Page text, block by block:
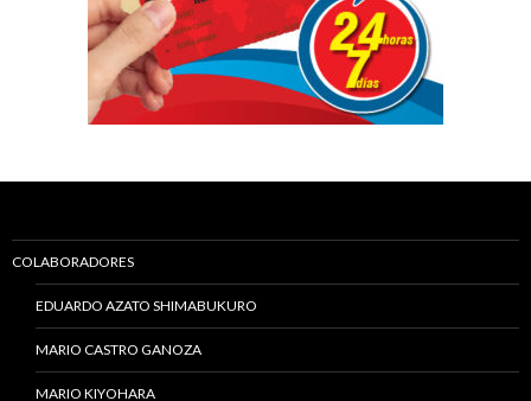
COLABORADORES
EDUARDO AZATO SHIMABUKURO
MARIO CASTRO GANOZA
MARIO KIYOHARA